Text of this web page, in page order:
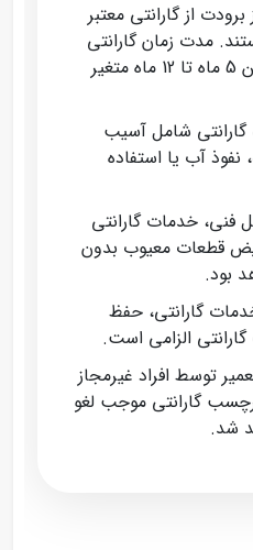
از گارانتی معتبر
مدت زمان گارانتی
بسته به نوع کالا بین 5 ماه تا 12 ماه متغیر
گارانتی شامل آسیب‌
آب یا استفاده
فنی، خدمات گارانتی
قطعات معیوب بدون
بود.
گارانتی، حفظ
الزامی است.
توسط افراد غیرمجاز
گارانتی موجب لغو
شد.